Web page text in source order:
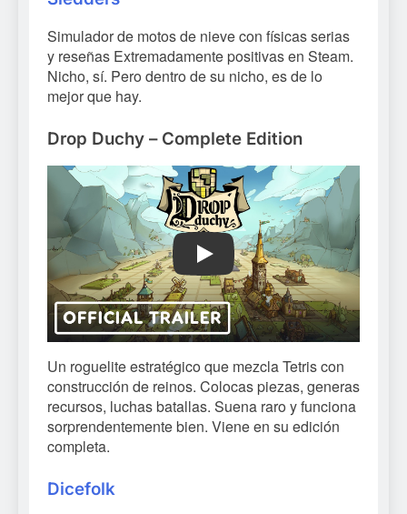
Simulador de motos de nieve con físicas serias
y reseñas Extremadamente positivas en Steam.
Nicho, sí. Pero dentro de su nicho, es de lo
mejor que hay.
Drop Duchy – Complete Edition
Play
Un roguelite estratégico que mezcla Tetris con
construcción de reinos. Colocas piezas, generas
recursos, luchas batallas. Suena raro y funciona
sorprendentemente bien. Viene en su edición
completa.
Dicefolk